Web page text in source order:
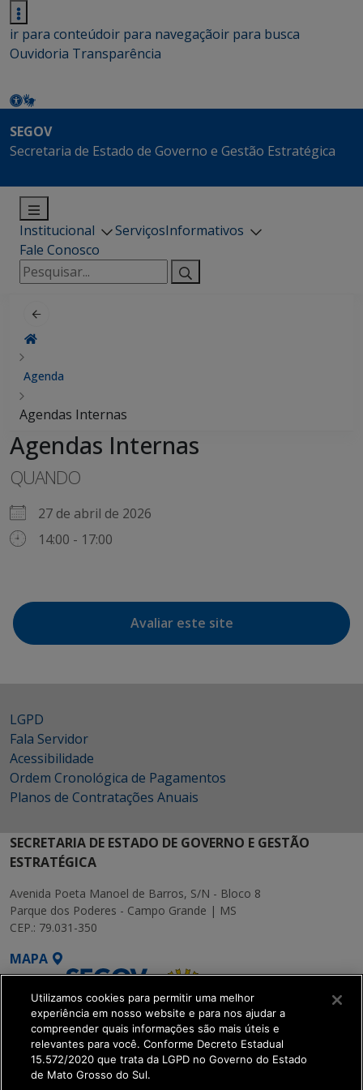
ir para conteúdoir para navegaçãoir para busca
Ouvidoria Transparência
SEGOV
Secretaria de Estado de Governo e Gestão Estratégica
Institucional ServiçosInformativos
Fale Conosco
Pesquisar
por:
Agenda
Agendas Internas
Agendas Internas
QUANDO
27 de abril de 2026
14:00 - 17:00
Avaliar este site
LGPD
Fala Servidor
Acessibilidade
Ordem Cronológica de Pagamentos
Planos de Contratações Anuais
SECRETARIA DE ESTADO DE GOVERNO E GESTÃO
ESTRATÉGICA
Avenida Poeta Manoel de Barros, S/N - Bloco 8
Parque dos Poderes - Campo Grande | MS
CEP.: 79.031-350
MAPA
SETDIG | Secretaria-
Executiva de
Utilizamos cookies para permitir uma melhor
experiência em nosso website e para nos ajudar a
compreender quais informações são mais úteis e
relevantes para você. Conforme Decreto Estadual
15.572/2020 que trata da LGPD no Governo do Estado
de Mato Grosso do Sul.